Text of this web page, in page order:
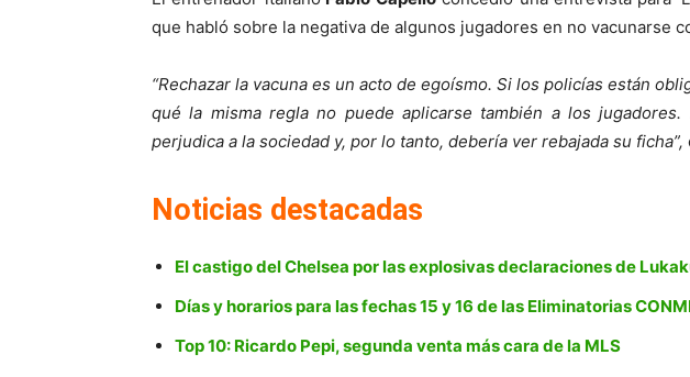
que habló sobre la negativa de algunos jugadores en no vacunarse
“Rechazar la vacuna es un acto de egoísmo. Si los policías están
qué la misma regla no puede aplicarse también a los
perjudica a la sociedad y, por lo tanto, debería ver rebajada su ficha”,
Noticias destacadas
El castigo del Chelsea por las explosivas declaraciones de
Días y horarios para las fechas 15 y 16 de las Eliminatorias
Top 10: Ricardo Pepi, segunda venta más cara de la MLS